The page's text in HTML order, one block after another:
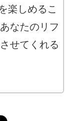
楽しめるこ
なたのリフ
せてくれる